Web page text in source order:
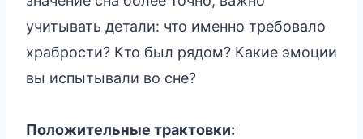
учитывать детали: что именно требовало
храбрости? Кто был рядом? Какие эмоции
вы испытывали во сне?
Положительные трактовки: